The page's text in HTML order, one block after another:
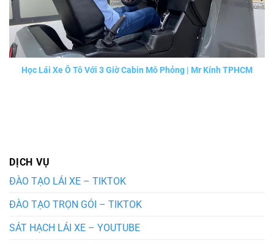
Học Lái Xe Ô Tô Với 3 Giờ Cabin Mô Phỏng | Mr Kính TPHCM
DỊCH VỤ
ĐÀO TẠO LÁI XE – TIKTOK
ĐÀO TẠO TRỌN GÓI – TIKTOK
SÁT HẠCH LÁI XE – YOUTUBE